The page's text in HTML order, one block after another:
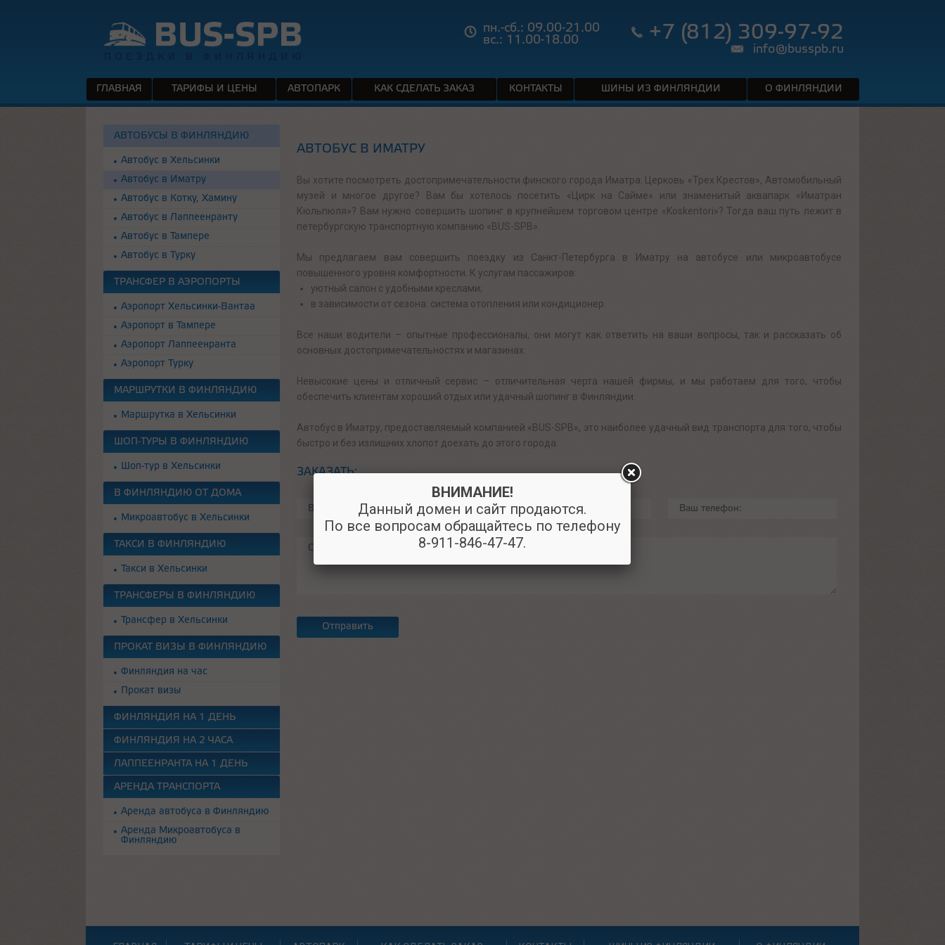
+7 (812) 309-97-92
info@busspb.ru
пн.-сб.: 09.00-21.00
вс.: 11.00-18.00
ГЛАВНАЯ ТАРИФЫ И ЦЕНЫ АВТОПАРК КАК СДЕЛАТЬ ЗАКАЗ КОНТАКТЫ ШИНЫ ИЗ ФИНЛЯНДИИ О ФИНЛЯНДИИ
АВТОБУС В ИМАТРУ
Вы хотите посмотреть достопримечательности финского города Иматра: Церковь «Трех Крестов», Автомобильный
музей и многое другое? Вам бы хотелось посетить «Цирк на Сайме» или знаменитый аквапарк «Иматран
Кюльпюля»? Вам нужно совершить шопинг в крупнейшем торговом центре «Koskentori»? Тогда ваш путь лежит в
петербургскую транспортную компанию «BUS-SPB».
Мы предлагаем вам совершить поездку из Санкт-Петербурга в Иматру на автобусе или микроавтобусе
повышенного уровня комфортности. К услугам пассажиров:
уютный салон с удобными креслами;
в зависимости от сезона: система отопления или кондиционер.
Все наши водители – опытные профессионалы, они могут как ответить на ваши вопросы, так и рассказать об
основных достопримечательностях и магазинах.
Невысокие цены и отличный сервис – отличительная черта нашей фирмы, и мы работаем для того, чтобы
обеспечить клиентам хороший отдых или удачный шопинг в Финляндии.
Автобус в Иматру, предоставляемый компанией «BUS-SPB», это наиболее удачный вид транспорта для того, чтобы
быстро и без излишних хлопот доехать до этого города.
ЗАКАЗАТЬ:
АВТОБУСЫ В ФИНЛЯНДИЮ
Автобус в Хельсинки
Автобус в Иматру
Автобус в Котку, Хамину
Автобус в Лаппеенранту
Автобус в Тампере
Автобус в Турку
ТРАНСФЕР В АЭРОПОРТЫ
Аэропорт Хельсинки-Вантаа
Аэропорт в Тампере
Аэропорт Лаппеенранта
Аэропорт Турку
МАРШРУТКИ В ФИНЛЯНДИЮ
Маршрутка в Хельсинки
ШОП-ТУРЫ В ФИНЛЯНДИЮ
Шоп-тур в Хельсинки
В ФИНЛЯНДИЮ ОТ ДОМА
Микроавтобус в Хельсинки
ТАКСИ В ФИНЛЯНДИЮ
Такси в Хельсинки
ТРАНСФЕРЫ В ФИНЛЯНДИЮ
Трансфер в Хельсинки
ПРОКАТ ВИЗЫ В ФИНЛЯНДИЮ
Финляндия на час
Прокат визы
ФИНЛЯНДИЯ НА 1 ДЕНЬ
ФИНЛЯНДИЯ НА 2 ЧАСА
ЛАППЕЕНРАНТА НА 1 ДЕНЬ
АРЕНДА ТРАНСПОРТА
Аренда автобуса в Финляндию
Аренда Микроавтобуса в
Финляндию
ВНИМАНИЕ!
Данный домен и сайт продаются.
По все вопросам обращайтесь по телефону
8-911-846-47-47.